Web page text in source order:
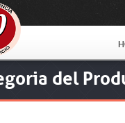
del